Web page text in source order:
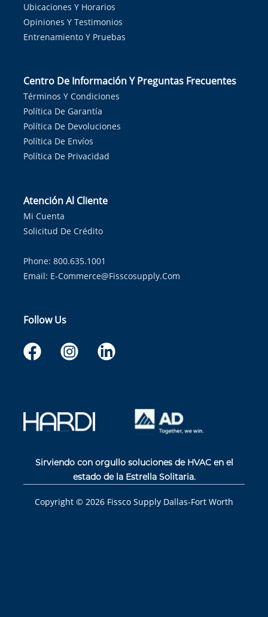
Ubicaciones Y Horarios
Opiniones Y Testimonios
Entrenamiento Y Pruebas
Centro De Información Y Preguntas Frecuentes
Términos Y Condiciones
Política De Garantía
Política De Devoluciones
Política De Envíos
Política De Privacidad
Atención Al Cliente
Mi Cuenta
Solicitud De Crédito
Phone: 800.635.1001
Email: E-Commerce@fisscosupply.com
Follow Us
Sirviendo con orgullo soluciones de HVAC en el
estado de la Estrella Solitaria.
Copyright © 2026 Fissco Supply Dallas-Fort Worth